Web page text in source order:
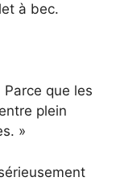
à bec.
que les
plein
»